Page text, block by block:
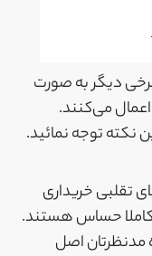
دیگر به صورت
می‌کنند.
نکته توجه نمائید.
خریداری
کاملا حساس هستند.
مدنظرتان اصل